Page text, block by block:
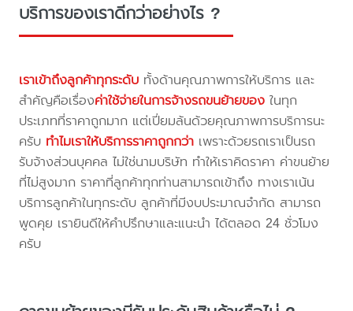
บริการของเราดีกว่าอย่างไร ?
เราเข้าถึงลูกค้าทุกระดับ ทั้งด้านคุณภาพการให้บริการ และ
สำคัญคือเรื่องค่าใช้จ่ายในการจ้างรถขนย้ายของ ในทุก
ประเภทที่ราคาถูกมาก แต่เปี่ยมล้นด้วยคุณภาพการบริการนะ
ครับ ทำไมเราให้บริการราคาถูกกว่า เพราะด้วยรถเราเป็นรถ
รับจ้างส่วนบุคคล ไม่ใช่นามบริษัท ทำให้เราคิดราคา ค่าขนย้าย
ที่ไม่สูงมาก ราคาที่ลูกค้าทุกท่านสามารถเข้าถึง ทางเราเน้น
บริการลูกค้าในทุกระดับ ลูกค้าที่มีงบประมาณจำกัด สามารถ
พูดคุย เรายินดีให้คำปรึกษาและแนะนำ ได้ตลอด 24 ชั่วโมง
ครับ